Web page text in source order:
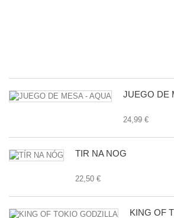
JUEGO DE
24,99 €
TÍR NA NÓG
22,50 €
KING OF